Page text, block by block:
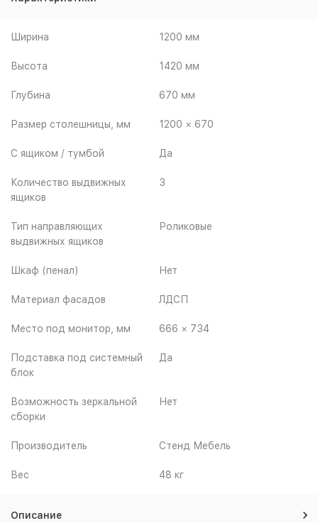
Ширина 1200 мм
Высота 1420 мм
Глубина 670 мм
Размер столешницы, мм 1200 × 670
С ящиком / тумбой Да
Количество выдвижных
ящиков
3
Тип направляющих
выдвижных ящиков
Роликовые
Шкаф (пенал) Нет
Материал фасадов ЛДСП
Место под монитор, мм 666 × 734
Подставка под системный
блок
Да
Возможность зеркальной
сборки
Нет
Производитель Стенд Мебель
Вес 48 кг
Описание